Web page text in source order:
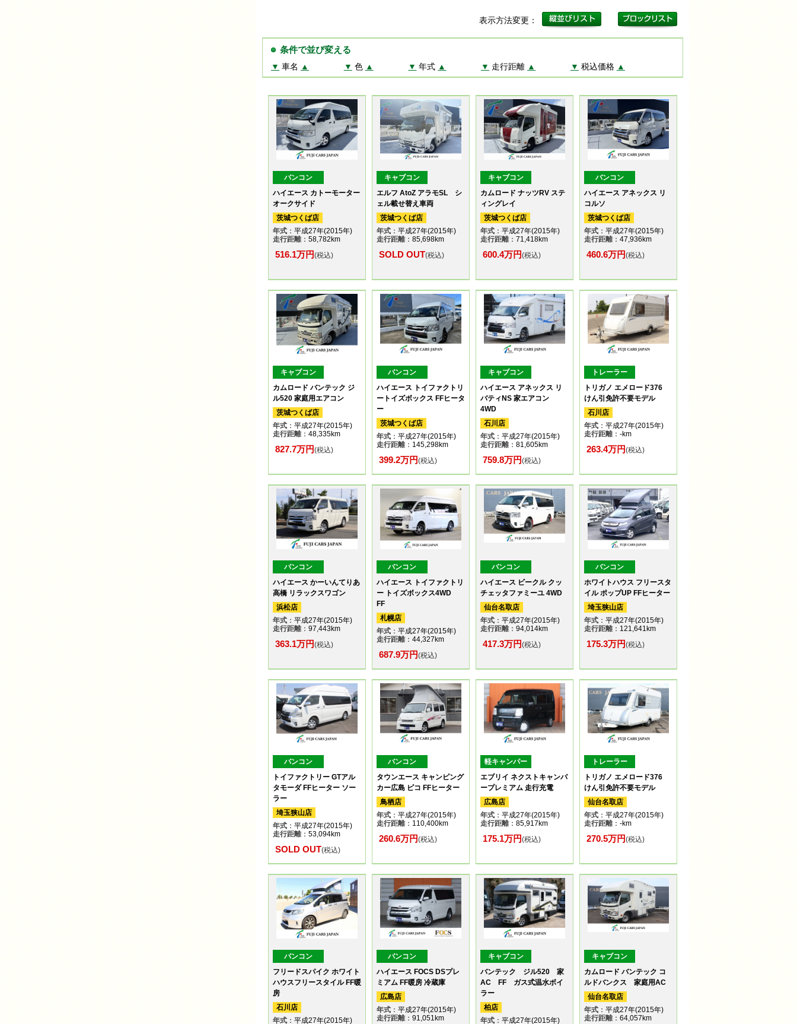
表示方法変更：
条件で並び変える
▼ 車名 ▲ ▼ 色 ▲ ▼ 年式 ▲ ▼ 走行距離 ▲ ▼ 税込価格 ▲
バンコン
ハイエース カトーモーター
オークサイド
茨城つくば店
年式：平成27年(2015年)
走行距離：58,782km
516.1万円(税込)
キャブコン
エルフ AtoZ アラモSL シ
ェル載せ替え車両
茨城つくば店
年式：平成27年(2015年)
走行距離：85,698km
SOLD OUT(税込)
キャブコン
カムロード ナッツRV ステ
ィングレイ
茨城つくば店
年式：平成27年(2015年)
走行距離：71,418km
600.4万円(税込)
バンコン
ハイエース アネックス リ
コルソ
茨城つくば店
年式：平成27年(2015年)
走行距離：47,936km
460.6万円(税込)
キャブコン
カムロード バンテック ジ
ル520 家庭用エアコン
茨城つくば店
年式：平成27年(2015年)
走行距離：48,335km
827.7万円(税込)
バンコン
ハイエース トイファクトリ
ートイズボックス FFヒータ
ー
茨城つくば店
年式：平成27年(2015年)
走行距離：145,298km
399.2万円(税込)
キャブコン
ハイエース アネックス リ
バティNS 家エアコン
4WD
石川店
年式：平成27年(2015年)
走行距離：81,605km
759.8万円(税込)
トレーラー
トリガノ エメロード376
けん引免許不要モデル
石川店
年式：平成27年(2015年)
走行距離：-km
263.4万円(税込)
バンコン
ハイエース かーいんてりあ
高橋 リラックスワゴン
浜松店
年式：平成27年(2015年)
走行距離：97,443km
363.1万円(税込)
バンコン
ハイエース トイファクトリ
ー トイズボックス4WD
FF
札幌店
年式：平成27年(2015年)
走行距離：44,327km
687.9万円(税込)
バンコン
ハイエース ビークル クッ
チェッタファミーユ 4WD
仙台名取店
年式：平成27年(2015年)
走行距離：94,014km
417.3万円(税込)
バンコン
ホワイトハウス フリースタ
イル ポップUP FFヒーター
埼玉狭山店
年式：平成27年(2015年)
走行距離：121,641km
175.3万円(税込)
バンコン
トイファクトリー GTアル
タモーダ FFヒーター ソー
ラー
埼玉狭山店
年式：平成27年(2015年)
走行距離：53,094km
SOLD OUT(税込)
バンコン
タウンエース キャンピング
カー広島 ピコ FFヒーター
鳥栖店
年式：平成27年(2015年)
走行距離：110,400km
260.6万円(税込)
軽キャンパー
エブリイ ネクストキャンパ
ープレミアム 走行充電
広島店
年式：平成27年(2015年)
走行距離：85,917km
175.1万円(税込)
トレーラー
トリガノ エメロード376
けん引免許不要モデル
仙台名取店
年式：平成27年(2015年)
走行距離：-km
270.5万円(税込)
バンコン
フリードスパイク ホワイト
ハウスフリースタイル FF暖
房
石川店
年式：平成27年(2015年)
バンコン
ハイエース FOCS DSプレ
ミアム FF暖房 冷蔵庫
広島店
年式：平成27年(2015年)
走行距離：91,051km
キャブコン
バンテック ジル520 家
AC FF ガス式温水ボイ
ラー
柏店
年式：平成27年(2015年)
キャブコン
カムロード バンテック コ
ルドバンクス 家庭用AC
仙台名取店
年式：平成27年(2015年)
走行距離：64,057km